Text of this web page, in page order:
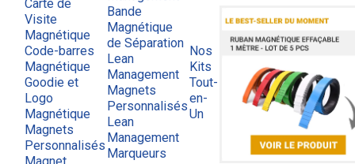
Carte de
Visite
Magnétique
Code-barres
Magnétique
Goodie et
Logo
Magnétique
Magnets
Personnalisés
Bande
Magnétique
de Séparation
Lean
Management
Magnets
Personnalisés
Lean
Management
Marqueurs
Nos
Kits
Tout-
en-
Un